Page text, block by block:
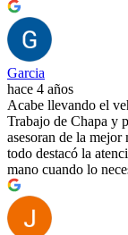
Garcia
hace 4 años
Acabe llevando el
Trabajo de Chapa y
asesoran de la mejor
todo destacó la
mano cuando lo